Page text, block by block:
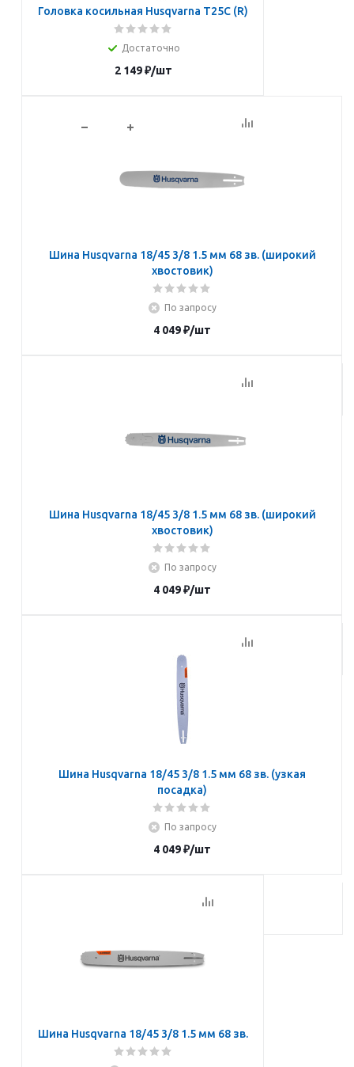
Головка косильная Husqvarna Т25C (R)
Достаточно
2 149₽/шт
Шина Husqvarna 18/45 3/8 1.5 мм 68 зв. (широкий
хвостовик)
По запросу
4 049₽/шт
Шина Husqvarna 18/45 3/8 1.5 мм 68 зв. (широкий
хвостовик)
По запросу
4 049₽/шт
Шина Husqvarna 18/45 3/8 1.5 мм 68 зв. (узкая
посадка)
По запросу
4 049₽/шт
Подписаться
Шина Husqvarna 18/45 3/8 1.5 мм 68 зв.